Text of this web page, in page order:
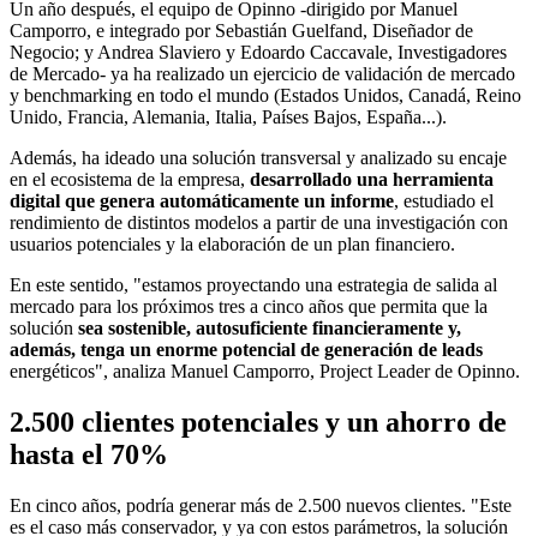
Un año después, el equipo de Opinno -dirigido por Manuel
Camporro, e integrado por Sebastián Guelfand, Diseñador de
Negocio; y Andrea Slaviero y Edoardo Caccavale, Investigadores
de Mercado- ya ha realizado un ejercicio de validación de mercado
y benchmarking en todo el mundo (Estados Unidos, Canadá, Reino
Unido, Francia, Alemania, Italia, Países Bajos, España...).
Además, ha ideado una solución transversal y analizado su encaje
en el ecosistema de la empresa, desarrollado una herramienta
digital que genera automáticamente un informe, estudiado el
rendimiento de distintos modelos a partir de una investigación con
usuarios potenciales y la elaboración de un plan financiero.
En este sentido, "estamos proyectando una estrategia de salida al
mercado para los próximos tres a cinco años que permita que la
solución sea sostenible, autosuficiente financieramente y,
además, tenga un enorme potencial de generación de leads
energéticos", analiza Manuel Camporro, Project Leader de Opinno.
2.500 clientes potenciales y un ahorro de
hasta el 70%
En cinco años, podría generar más de 2.500 nuevos clientes. "Este
es el caso más conservador, y ya con estos parámetros, la solución